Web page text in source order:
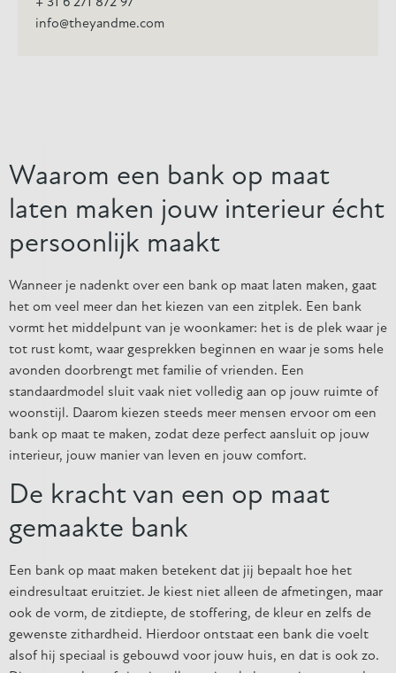
info@theyandme.com
Waarom een bank op maat
laten maken jouw interieur écht
persoonlijk maakt
Wanneer je nadenkt over een bank op maat laten maken, gaat
het om veel meer dan het kiezen van een zitplek. Een bank
vormt het middelpunt van je woonkamer: het is de plek waar je
tot rust komt, waar gesprekken beginnen en waar je soms hele
avonden doorbrengt met familie of vrienden. Een
standaardmodel sluit vaak niet volledig aan op jouw ruimte of
woonstijl. Daarom kiezen steeds meer mensen ervoor om een
bank op maat te maken, zodat deze perfect aansluit op jouw
interieur, jouw manier van leven en jouw comfort.
De kracht van een op maat
gemaakte bank
Een bank op maat maken betekent dat jij bepaalt hoe het
eindresultaat eruitziet. Je kiest niet alleen de afmetingen, maar
ook de vorm, de zitdiepte, de stoffering, de kleur en zelfs de
gewenste zithardheid. Hierdoor ontstaat een bank die voelt
alsof hij speciaal is gebouwd voor jouw huis, en dat is ook zo.